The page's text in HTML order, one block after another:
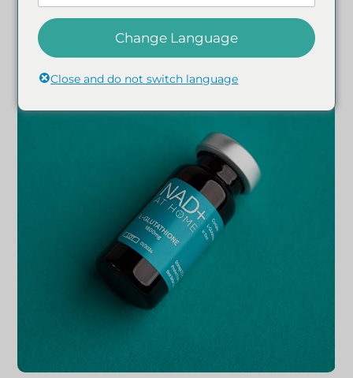
Change Language
Close and do not switch language